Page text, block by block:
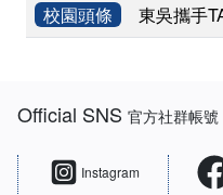
校園頭條
東吳攜手
Official SNS官方社群帳號
Instagram